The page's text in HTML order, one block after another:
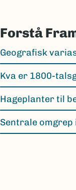
Forstå
Geografisk
Kva er 1800-
Hageplanter til
Sentrale